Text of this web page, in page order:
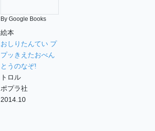
By Google Books
絵本
おしりたんてい プ
プッきえたおべん
とうのなぞ!
トロル
ポプラ社
2014.10